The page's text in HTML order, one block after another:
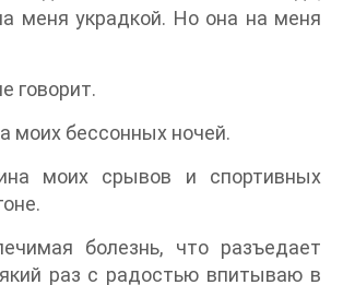
меня украдкой. Но она на меня
говорит.
моих бессонных ночей.
моих срывов и спортивных
болезнь, что разъедает
раз с радостью впитываю в